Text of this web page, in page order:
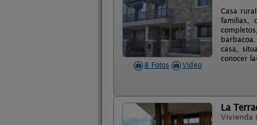
8 Fotos Video
Casa
familias,
casa,
conocer
La
Vivienda